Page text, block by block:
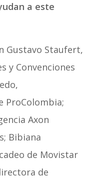
a este
Gustavo Staufert,
y Convenciones
ProColombia;
Axon
Bibiana
de Movistar
de